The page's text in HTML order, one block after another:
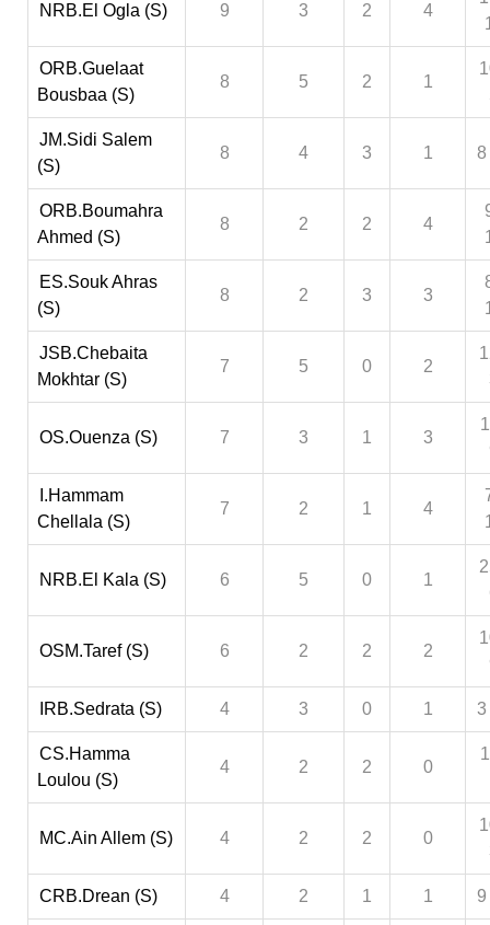
NRB.El Ogla (S) 9 3 2 4
ORB.Guelaat
Bousbaa (S)
8 5 2 1
JM.Sidi Salem
(S)
8 4 3 1 8
ORB.Boumahra
Ahmed (S)
8 2 2 4
ES.Souk Ahras
(S)
8 2 3 3
JSB.Chebaita
Mokhtar (S)
7 5 0 2
OS.Ouenza (S) 7 3 1 3
I.Hammam
Chellala (S)
7 2 1 4
NRB.El Kala (S) 6 5 0 1
OSM.Taref (S) 6 2 2 2
IRB.Sedrata (S) 4 3 0 1 3
CS.Hamma
Loulou (S)
4 2 2 0
MC.Ain Allem (S) 4 2 2 0
CRB.Drean (S) 4 2 1 1 9